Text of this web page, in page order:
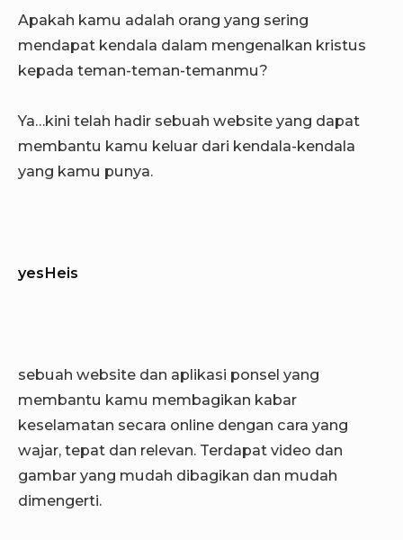
Apakah kamu adalah orang yang sering
mendapat kendala dalam mengenalkan kristus
kepada teman-teman-temanmu?
Ya…kini telah hadir sebuah website yang dapat
membantu kamu keluar dari kendala-kendala
yang kamu punya.
yesHeis
sebuah website dan aplikasi ponsel yang
membantu kamu membagikan kabar
keselamatan secara online dengan cara yang
wajar, tepat dan relevan. Terdapat video dan
gambar yang mudah dibagikan dan mudah
dimengerti.